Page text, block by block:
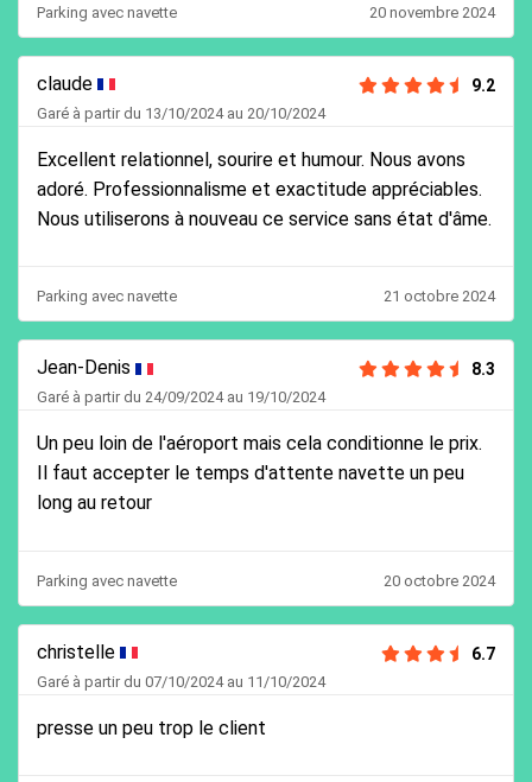
Parking avec navette 20 novembre 2024
claude 9.2
Garé à partir du 13/10/2024 au 20/10/2024
Excellent relationnel, sourire et humour. Nous avons
adoré. Professionnalisme et exactitude appréciables.
Nous utiliserons à nouveau ce service sans état d'âme.
Parking avec navette 21 octobre 2024
Jean-Denis 8.3
Garé à partir du 24/09/2024 au 19/10/2024
Un peu loin de l'aéroport mais cela conditionne le prix.
Il faut accepter le temps d'attente navette un peu
long au retour
Parking avec navette 20 octobre 2024
christelle 6.7
Garé à partir du 07/10/2024 au 11/10/2024
presse un peu trop le client